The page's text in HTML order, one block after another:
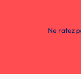
Ne ratez